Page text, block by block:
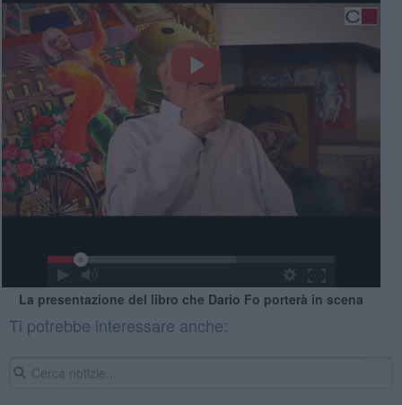
La presentazione del libro che Dario Fo porterà in scena
Ti potrebbe interessare anche: